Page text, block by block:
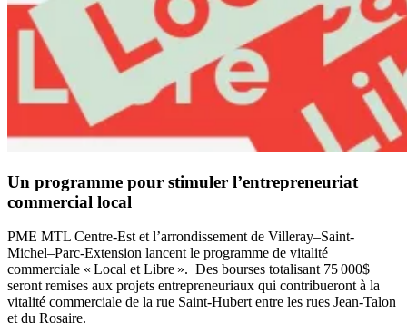
Un programme pour stimuler l’entrepreneuriat
commercial local
PME MTL Centre-Est et l’arrondissement de Villeray–Saint-
Michel–Parc-Extension lancent le programme de vitalité
commerciale « Local et Libre ». Des bourses totalisant 75 000$
seront remises aux projets entrepreneuriaux qui contribueront à la
vitalité commerciale de la rue Saint-Hubert entre les rues Jean-Talon
et du Rosaire.